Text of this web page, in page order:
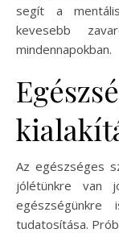
segít a
kevesebb
mindennapokban.
Az egészséges
jólétünkre van
tudatosítása.